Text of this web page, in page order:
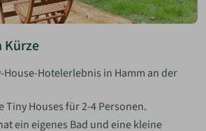
Kürze
House-Hotelerlebnis in Hamm an der
Tiny Houses für 2-4 Personen.
ein eigenes Bad und eine kleine